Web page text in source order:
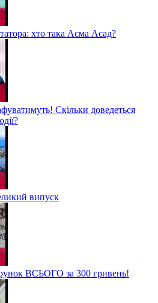
хто така Асма Асад?
Скільки доведеться
випуск
ВСЬОГО за 300 гривень!